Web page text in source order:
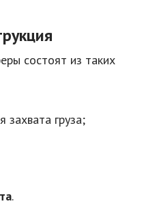
состоят из таких
захвата груза;
.